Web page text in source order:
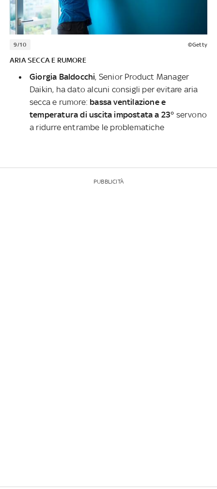
9/10 ©Getty
ARIA SECCA E RUMORE
Giorgia Baldocchi, Senior Product Manager
Daikin, ha dato alcuni consigli per evitare aria
secca e rumore: bassa ventilazione e
temperatura di uscita impostata a 23° servono
a ridurre entrambe le problematiche
PUBBLICITÀ